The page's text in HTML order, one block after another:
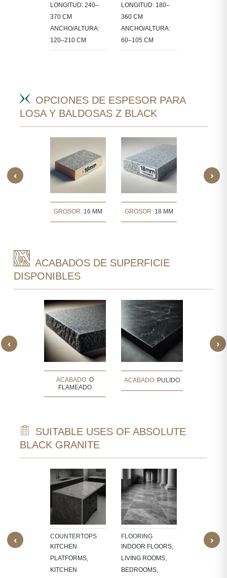
LONGITUD: 240–
370 CM
ANCHO/ALTURA:
120–210 CM
LONGITUD: 180–
360 CM
ANCHO/ALTURA:
60–105 CM
OPCIONES DE ESPESOR PARA
LOSA Y BALDOSAS Z BLACK
‹
GROSOR: 16 MM GROSOR: 18 MM
›
ACABADOS DE SUPERFICIE
DISPONIBLES
‹
ACABADO: O
FLAMEADO
ACABADO: PULIDO
›
SUITABLE USES OF ABSOLUTE
BLACK GRANITE
‹
COUNTERTOPS
KITCHEN
PLATFORMS,
KITCHEN
FLOORING
INDOOR FLOORS,
LIVING ROOMS,
BEDROOMS,
BATHROOM
WALLS,
›